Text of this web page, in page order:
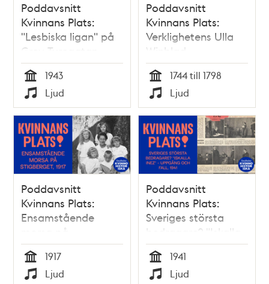
Poddavsnitt
Kvinnans Plats:
"Lesbiska ligan" på
Grev Turegatan,
1943
Tid
1943
Typ
Ljud
Poddavsnitt
Kvinnans Plats:
Verklighetens Ulla
Winblad –
synderska, gudinna
och influencer på
1700-talets horbaler
Tid
1744 till 1798
Typ
Ljud
Poddavsnitt
Kvinnans Plats:
Ensamstående
morsa på
Stigberget, 1917
Tid
1917
Ljud
Poddavsnitt
Kvinnans Plats:
Sveriges största
bedragare? "Iskalla
Inez" – uppgång
och fall, 1941
Tid
1941
Ljud